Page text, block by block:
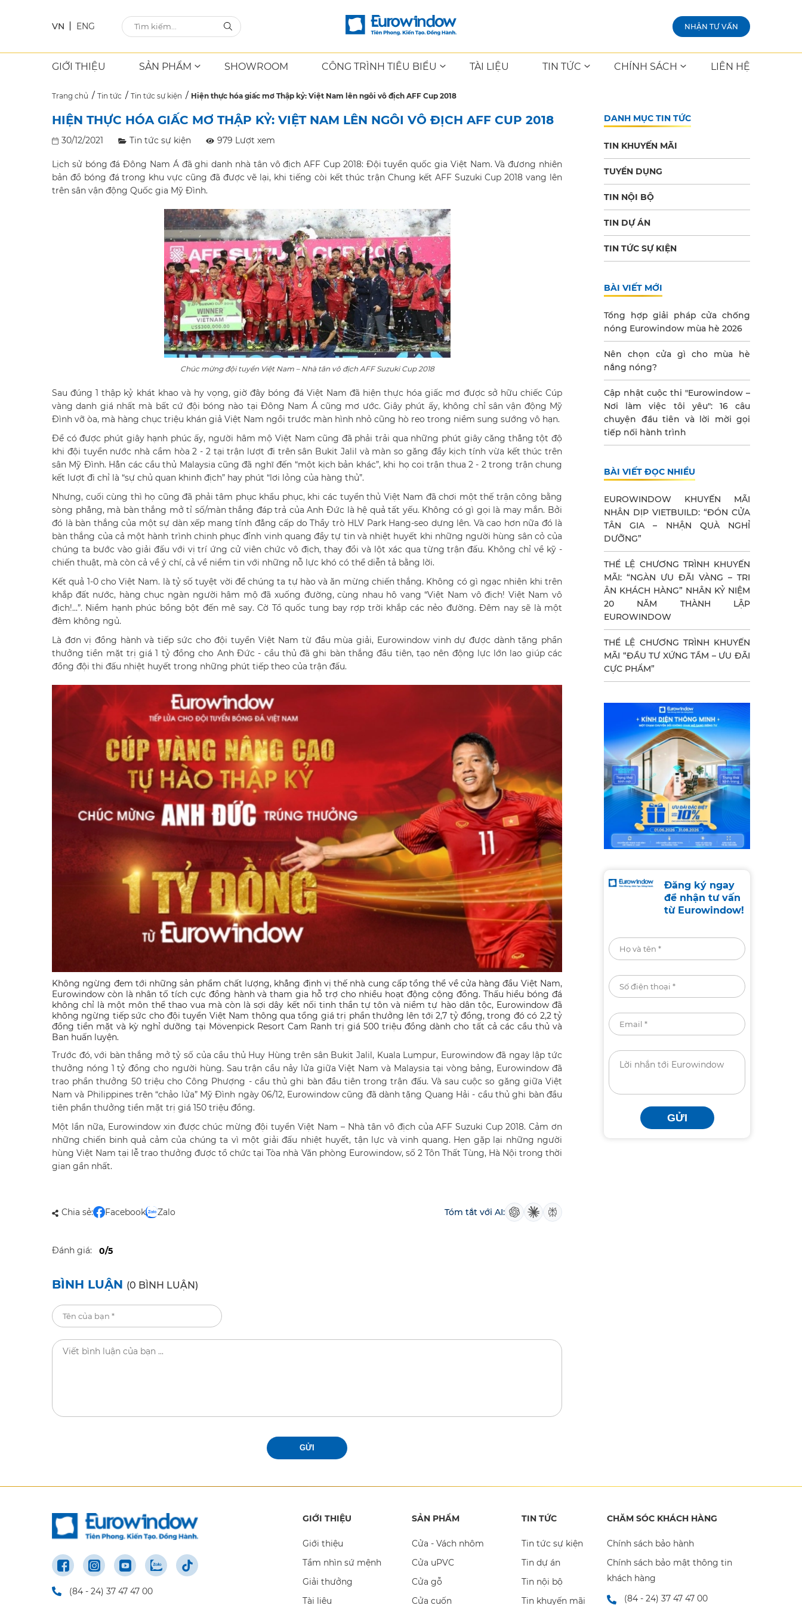
VN ENG NHẬN TƯ VẤN
GIỚI THIỆU SẢN PHẨM SHOWROOM CÔNG TRÌNH TIÊU BIỂU TÀI LIỆU TIN TỨC CHÍNH SÁCH LIÊN HỆ
Trang chủ Tin tức Tin tức sự kiện Hiện thực hóa giấc mơ Thập kỷ: Việt Nam lên ngôi vô địch AFF Cup 2018
HIỆN THỰC HÓA GIẤC MƠ THẬP KỶ: VIỆT NAM LÊN NGÔI VÔ ĐỊCH AFF CUP 2018
30/12/2021 Tin tức sự kiện 979 Lượt xem
Lịch sử bóng đá Đông Nam Á đã ghi danh nhà tân vô địch AFF Cup 2018: Đội tuyển quốc gia Việt Nam. Và đương nhiên
bản đồ bóng đá trong khu vực cũng đã được vẽ lại, khi tiếng còi kết thúc trận Chung kết AFF Suzuki Cup 2018 vang lên
trên sân vận động Quốc gia Mỹ Đình.
Chúc mừng đội tuyển Việt Nam – Nhà tân vô địch AFF Suzuki Cup 2018
Sau đúng 1 thập kỷ khát khao và hy vọng, giờ đây bóng đá Việt Nam đã hiện thực hóa giấc mơ được sở hữu chiếc Cúp
vàng danh giá nhất mà bất cứ đội bóng nào tại Đông Nam Á cũng mơ ước. Giây phút ấy, không chỉ sân vận động Mỹ
Đình vỡ òa, mà hàng chục triệu khán giả Việt Nam ngồi trước màn hình nhỏ cũng hò reo trong niềm sung sướng vô hạn.
Để có được phút giây hạnh phúc ấy, người hâm mộ Việt Nam cũng đã phải trải qua những phút giây căng thẳng tột độ
khi đội tuyển nước nhà cầm hòa 2 - 2 tại trận lượt đi trên sân Bukit Jalil và màn so găng đầy kịch tính vừa kết thúc trên
sân Mỹ Đình. Hẳn các cầu thủ Malaysia cũng đã nghĩ đến “một kịch bản khác”, khi họ coi trận thua 2 - 2 trong trận chung
kết lượt đi chỉ là “sự chủ quan khinh địch” hay phút “lơi lỏng của hàng thủ”.
Nhưng, cuối cùng thì họ cũng đã phải tâm phục khẩu phục, khi các tuyển thủ Việt Nam đã chơi một thế trận công bằng
sòng phẳng, mà bàn thắng mở tỉ số/màn thắng đáp trả của Anh Đức là hệ quả tất yếu. Không có gì gọi là may mắn. Bởi
đó là bàn thắng của một sự dàn xếp mang tính đẳng cấp do Thầy trò HLV Park Hang-seo dựng lên. Và cao hơn nữa đó là
bàn thắng của cả một hành trình chinh phục đỉnh vinh quang đầy tự tin và nhiệt huyết khi những người hùng sân cỏ của
chúng ta bước vào giải đấu với vị trí ứng cử viên chức vô địch, thay đổi và lột xác qua từng trận đấu. Không chỉ về kỹ -
chiến thuật, mà còn cả về ý chí, cả về niềm tin với những nỗ lực khó có thể diễn tả bằng lời.
Kết quả 1-0 cho Việt Nam. là tỷ số tuyệt vời để chúng ta tự hào và ăn mừng chiến thắng. Không có gì ngạc nhiên khi trên
khắp đất nước, hàng chục ngàn người hâm mộ đã xuống đường, cùng nhau hô vang “Việt Nam vô địch! Việt Nam vô
địch!...”. Niềm hạnh phúc bồng bột đến mê say. Cờ Tổ quốc tung bay rợp trời khắp các nẻo đường. Đêm nay sẽ là một
đêm không ngủ.
Là đơn vị đồng hành và tiếp sức cho đội tuyển Việt Nam từ đầu mùa giải, Eurowindow vinh dự được dành tặng phần
thưởng tiền mặt trị giá 1 tỷ đồng cho Anh Đức - cầu thủ đã ghi bàn thắng đầu tiên, tạo nên động lực lớn lao giúp các
đồng đội thi đấu nhiệt huyết trong những phút tiếp theo của trận đấu.
Không ngừng đem tới những sản phẩm chất lượng, khẳng định vị thế nhà cung cấp tổng thể về cửa hàng đầu Việt Nam,
Eurowindow còn là nhân tố tích cực đồng hành và tham gia hỗ trợ cho nhiều hoạt động cộng đồng. Thấu hiểu bóng đá
không chỉ là một môn thể thao vua mà còn là sợi dây kết nối tinh thần tự tôn và niềm tự hào dân tộc, Eurowindow đã
không ngừng tiếp sức cho đội tuyển Việt Nam thông qua tổng giá trị phần thưởng lên tới 2,7 tỷ đồng, trong đó có 2,2 tỷ
đồng tiền mặt và kỳ nghỉ dưỡng tại Mövenpick Resort Cam Ranh trị giá 500 triệu đồng dành cho tất cả các cầu thủ và
Ban huấn luyện.
Trước đó, với bàn thắng mở tỷ số của cầu thủ Huy Hùng trên sân Bukit Jalil, Kuala Lumpur, Eurowindow đã ngay lập tức
thưởng nóng 1 tỷ đồng cho người hùng. Sau trận cầu nảy lửa giữa Việt Nam và Malaysia tại vòng bảng, Eurowindow đã
trao phần thưởng 50 triệu cho Công Phượng - cầu thủ ghi bàn đầu tiên trong trận đấu. Và sau cuộc so găng giữa Việt
Nam và Philippines trên “chảo lửa” Mỹ Đình ngày 06/12, Eurowindow cũng đã dành tặng Quang Hải - cầu thủ ghi bàn đầu
tiên phần thưởng tiền mặt trị giá 150 triệu đồng.
Một lần nữa, Eurowindow xin được chúc mừng đội tuyển Việt Nam – Nhà tân vô địch của AFF Suzuki Cup 2018. Cảm ơn
những chiến binh quả cảm của chúng ta vì một giải đấu nhiệt huyết, tận lực và vinh quang. Hẹn gặp lại những người
hùng Việt Nam tại lễ trao thưởng được tổ chức tại Tòa nhà Văn phòng Eurowindow, số 2 Tôn Thất Tùng, Hà Nội trong thời
gian gần nhất.
Chia sẻ: Facebook Zalo Tóm tắt với AI:
Đánh giá: 0/5
BÌNH LUẬN (0 BÌNH LUẬN)
GỬI
DANH MỤC TIN TỨC
TIN KHUYẾN MÃI
TUYỂN DỤNG
TIN NỘI BỘ
TIN DỰ ÁN
TIN TỨC SỰ KIỆN
BÀI VIẾT MỚI
Tổng hợp giải pháp cửa chống
nóng Eurowindow mùa hè 2026
Nên chọn cửa gì cho mùa hè
nắng nóng?
Cập nhật cuộc thi "Eurowindow –
Nơi làm việc tôi yêu": 16 câu
chuyện đầu tiên và lời mời gọi
tiếp nối hành trình
BÀI VIẾT ĐỌC NHIỀU
EUROWINDOW KHUYẾN MÃI
NHÂN DỊP VIETBUILD: “ĐÓN CỬA
TÂN GIA – NHẬN QUÀ NGHỈ
DƯỠNG”
THỂ LỆ CHƯƠNG TRÌNH KHUYẾN
MÃI: “NGÀN ƯU ĐÃI VÀNG – TRI
ÂN KHÁCH HÀNG” NHÂN KỶ NIỆM
20 NĂM THÀNH LẬP
EUROWINDOW
THỂ LỆ CHƯƠNG TRÌNH KHUYẾN
MÃI “ĐẦU TƯ XỨNG TẦM – ƯU ĐÃI
CỰC PHẨM”
Đăng ký ngay
để nhận tư vấn
từ Eurowindow!
GỬI
(84 - 24) 37 47 47 00
GIỚI THIỆU
Giới thiệu
Tầm nhìn sứ mệnh
Giải thưởng
Tài liệu
SẢN PHẨM
Cửa - Vách nhôm
Cửa uPVC
Cửa gỗ
Cửa cuốn
TIN TỨC
Tin tức sự kiện
Tin dự án
Tin nội bộ
Tin khuyến mãi
CHĂM SÓC KHÁCH HÀNG
Chính sách bảo hành
Chính sách bảo mật thông tin
khách hàng
(84 - 24) 37 47 47 00